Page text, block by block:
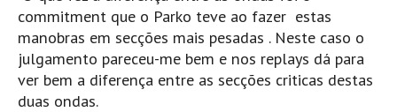
Vídeos
Nacional
Internacional
Exclusivos
commitment que o Parko teve ao fazer estas
manobras em secções mais pesadas . Neste caso o
julgamento pareceu-me bem e nos replays dá para
ver bem a diferença entre as secções criticas destas
duas ondas.